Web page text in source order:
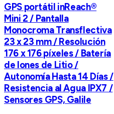
GPS portátil inReach®
Mini 2 / Pantalla
Monocroma Transflectiva
23 x 23 mm / Resolución
176 x 176 píxeles / Batería
de Iones de Litio /
Autonomía Hasta 14 Días /
Resistencia al Agua IPX7 /
Sensores GPS, Galile